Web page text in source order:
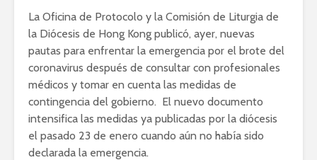
La Oficina de Protocolo y la Comisión de Liturgia de
la Diócesis de Hong Kong publicó, ayer, nuevas
pautas para enfrentar la emergencia por el brote del
coronavirus después de consultar con profesionales
médicos y tomar en cuenta las medidas de
contingencia del gobierno. El nuevo documento
intensifica las medidas ya publicadas por la diócesis
el pasado 23 de enero cuando aún no había sido
declarada la emergencia.